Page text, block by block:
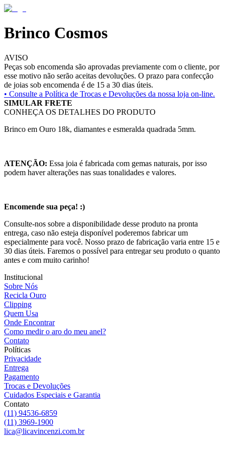
Brinco Cosmos
AVISO
Peças sob encomenda são aprovadas previamente com o cliente, por
esse motivo não serão aceitas devoluções. O prazo para confecção
de joias sob encomenda é de 15 a 30 dias úteis.
• Consulte a Política de Trocas e Devoluções da nossa loja on-line.
SIMULAR FRETE
CONHEÇA OS DETALHES DO PRODUTO
Brinco em Ouro 18k, diamantes e esmeralda quadrada 5mm.
ATENÇÃO: Essa joia é fabricada com gemas naturais, por isso
podem haver alterações nas suas tonalidades e valores.
Encomende sua peça! :)
Consulte-nos sobre a disponibilidade desse produto na pronta
entrega, caso não esteja disponível poderemos fabricar um
especialmente para você. Nosso prazo de fabricação varia entre 15 e
30 dias úteis. Faremos o possível para entregar seu produto o quanto
antes e com muito carinho!
Institucional
Sobre Nós
Recicla Ouro
Clipping
Quem Usa
Onde Encontrar
Como medir o aro do meu anel?
Contato
Políticas
Privacidade
Entrega
Pagamento
Trocas e Devoluções
Cuidados Especiais e Garantia
Contato
(11) 94536-6859
(11) 3969-1900
lica@licavincenzi.com.br